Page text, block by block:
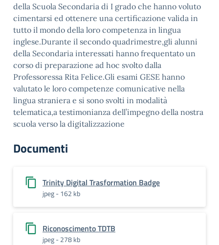
della Scuola Secondaria di I grado che hanno voluto
cimentarsi ed ottenere una certificazione valida in
tutto il mondo della loro competenza in lingua
inglese.Durante il secondo quadrimestre,gli alunni
della Secondaria interessati hanno frequentato un
corso di preparazione ad hoc svolto dalla
Professoressa Rita Felice.Gli esami GESE hanno
valutato le loro competenze comunicative nella
lingua straniera e si sono svolti in modalità
telematica,a testimonianza dell’impegno della nostra
scuola verso la digitalizzazione
Documenti
Trinity Digital Trasformation Badge
jpeg - 162 kb
Riconoscimento TDTB
jpeg - 278 kb